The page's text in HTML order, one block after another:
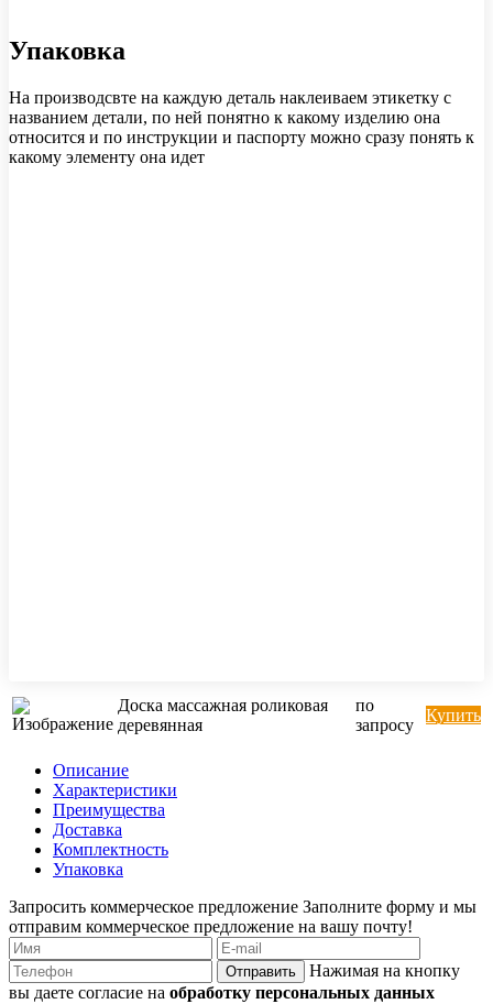
Упаковка
На производсвте на каждую деталь наклеиваем этикетку с
названием детали, по ней понятно к какому изделию она
относится и по инструкции и паспорту можно сразу понять к
какому элементу она идет
Доска массажная роликовая
деревянная
по
запросу
Купить
Описание
Характеристики
Преимущества
Доставка
Комплектность
Упаковка
Запросить коммерческое предложение Заполните форму и мы
отправим коммерческое предложение на вашу почту!
Отправить
Нажимая на кнопку
вы даете согласие на обработку персональных данных